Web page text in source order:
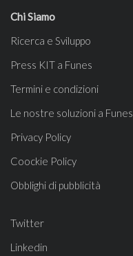
Chi Siamo
Ricerca e Sviluppo
Press KIT a Funes
Termini e condizioni
Le nostre soluzioni a Funes
Privacy Policy
Coockie Policy
Obblighi di pubblicità
Twitter
Linkedin